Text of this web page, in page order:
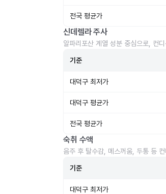
전국 평균가
신데렐라 주사
알파리포산 계열 성분 중심으로, 컨
기준
대덕구 최저가
대덕구 평균가
전국 평균가
숙취 수액
음주 후 탈수감, 메스꺼움, 두통 등
기준
대덕구 최저가